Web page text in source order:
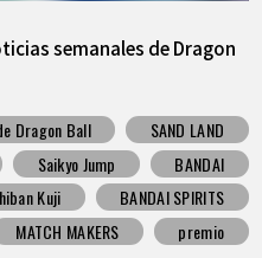
semanales de Dragon
Dragon Ball
SAND LAND
Saikyo Jump
BANDAI
Kuji
BANDAI SPIRITS
MATCH MAKERS
premio